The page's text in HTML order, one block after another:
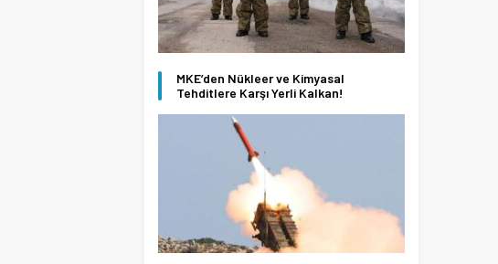
MKE’den Nükleer ve Kimyasal
Tehditlere Karşı Yerli Kalkan!